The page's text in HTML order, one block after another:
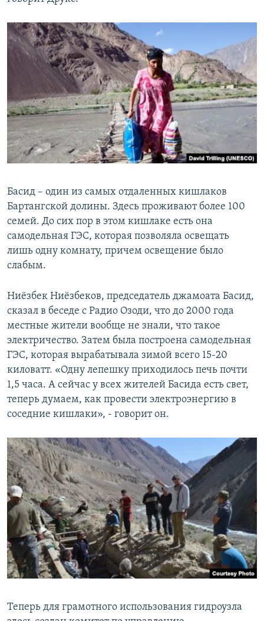
Басид – один из самых отдаленных кишлаков
Бартангской долины. Здесь проживают более 100
семей. До сих пор в этом кишлаке есть она
самодельная ГЭС, которая позволяла освещать
лишь одну комнату, причем освещение было
слабым.
Ниёзбек Ниёзбеков, председатель джамоата Басид,
сказал в беседе с Радио Озоди, что до 2000 года
местные жители вообще не знали, что такое
электричество. Затем была построена самодельная
ГЭС, которая вырабатывала зимой всего 15-20
киловатт. «Одну лепешку приходилось печь почти
1,5 часа. А сейчас у всех жителей Басида есть свет,
теперь думаем, как провести электроэнергию в
соседние кишлаки», - говорит он.
Теперь для грамотного использования гидроузла